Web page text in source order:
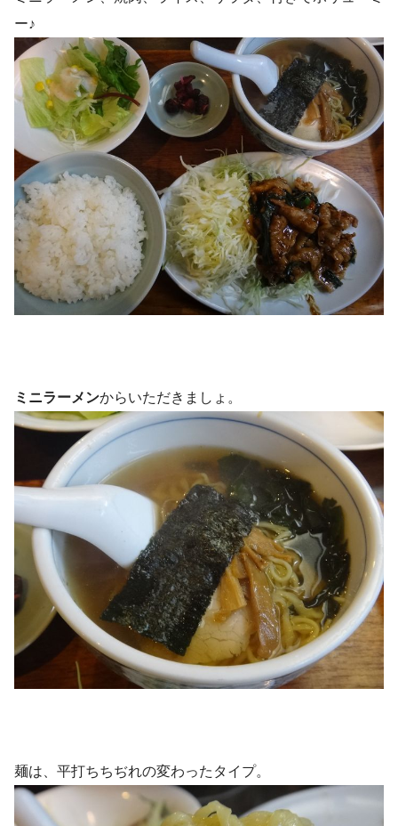
ー♪
ミニラーメンからいただきましょ。
麺は、平打ちちぢれの変わったタイプ。